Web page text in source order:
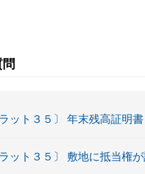
ラット３５〕 年末残高証明
ラット３５〕 敷地に抵当権